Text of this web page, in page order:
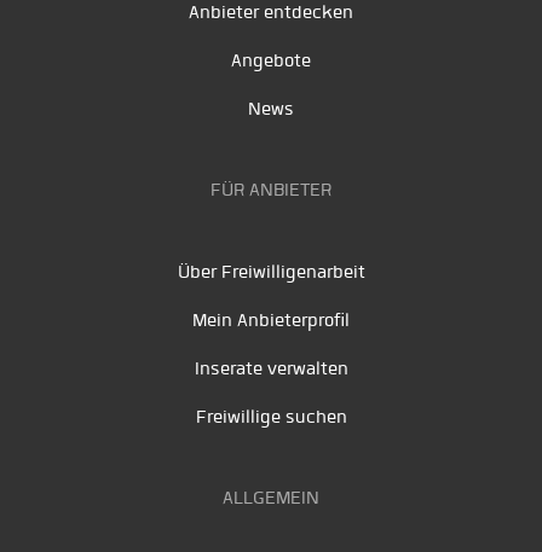
Anbieter entdecken
Angebote
News
FÜR ANBIETER
Über Freiwilligenarbeit
Mein Anbieterprofil
Inserate verwalten
Freiwillige suchen
ALLGEMEIN